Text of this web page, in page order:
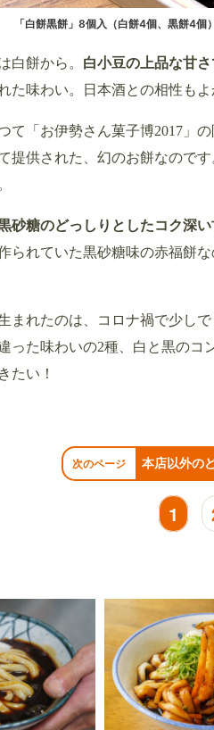
「白餅黒餅」8個入（白餅4個、黒餅4個
白餅から。 白小豆の上品な甘
た味わい。日本酒との相性もよ
て「お伊勢さん菓子博2017」
提供された、幻のお餅なので
砂糖のどっしりとしたコク深い
られていた黒砂糖味の赤福餅な
まれたのは、コロナ禍で少し
った味わいの2種、白と黒の
たい！
次のページ 本店以外の
1